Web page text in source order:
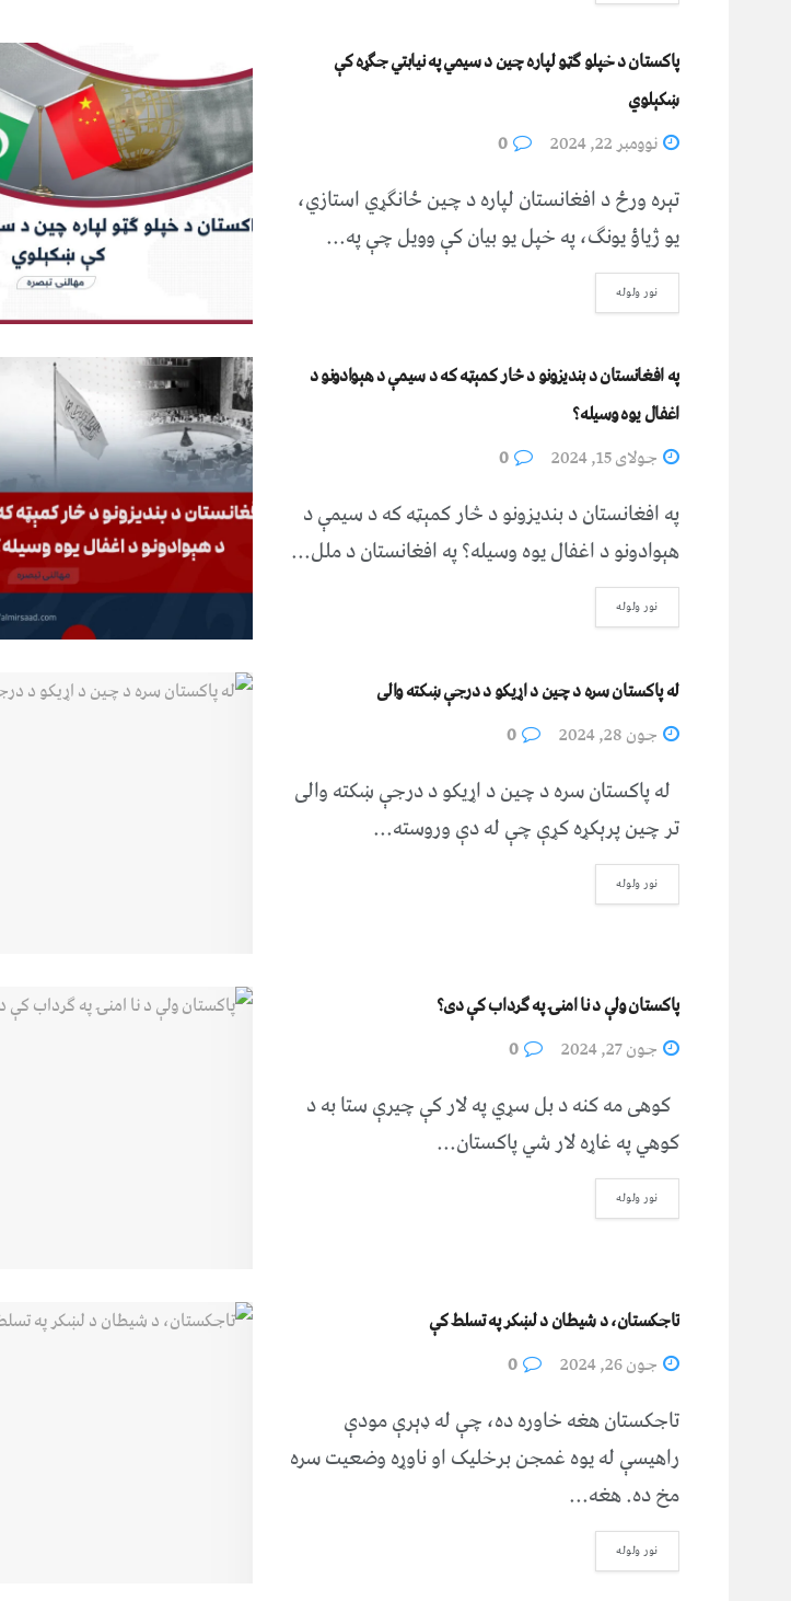
پاکستان د خپلو ګټو لپاره چین د سیمي په نیابتي جګړه کې
ښکېلوي
نوومبر 22, 2024
تېره ورځ د افغانستان لپاره د چین ځانګړي استازي،
یو ژیاؤ یونګ، په خپل یو بیان کې وویل چې په...
نور ولوله
په افغانستان د بندیزونو د څار کمېټه که د سیمې د هېوادونو د
اغفال یوه وسیله؟
جولای 15, 2024
په افغانستان د بندیزونو د څار کمېټه که د سیمې د
هېوادونو د اغفال یوه وسیله؟ په افغانستان د ملل...
نور ولوله
له پاکستان سره د چین د اړیکو د درجې ښکته والی
جون 28, 2024
له پاکستان سره د چین د اړیکو د درجې ښکته والی
تر چین پرېکړه کړې چې له دې وروسته...
نور ولوله
پاکستان ولې د نا امنۍ په ګرداب کې دى؟
جون 27, 2024
کوهی مه کنه د بل سړي په لار کې چيرې ستا به د
کوهي په غاړه لار شي پاکستان...
نور ولوله
تاجکستان، د شیطان د لښکر په تسلط کې
جون 26, 2024
تاجکستان هغه خاوره ده، چې له ډېرې مودې
راهیسې له یوه غمجن برخلیک او ناوړه وضعیت سره
مخ ده. هغه...
نور ولوله